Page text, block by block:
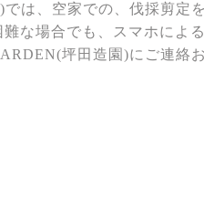
は、空家での、伐採剪定
な場合でも、スマホによ
坪田造園)にご連絡